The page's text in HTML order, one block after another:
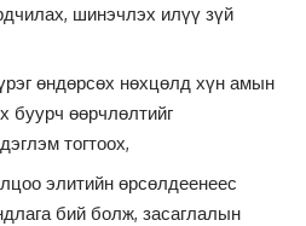
шинэчлэх илүү зүй
өндөрсөх нөхцөлд хүн амын
буурч өөрчлөлтийг
тогтоох,
элитийн өрсөлдеенеес
бий болж, засаглалын